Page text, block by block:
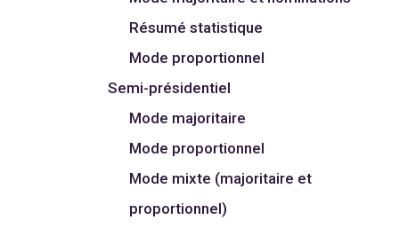
Résumé statistique
Mode proportionnel
Semi-présidentiel
Mode majoritaire
Mode proportionnel
Mode mixte (majoritaire et
proportionnel)